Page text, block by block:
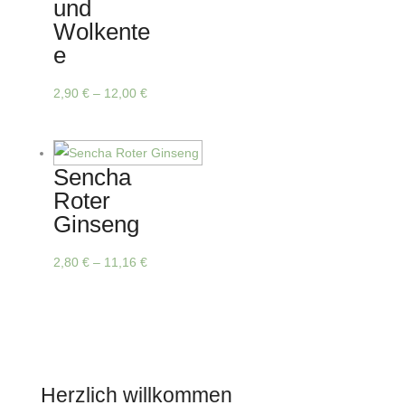
werden
und
Wolkente
e
2,90 €– 12,00 €
weist
mehrere
werden
Sencha
Roter
Ginseng
2,80 €– 11,16 €
Herzlich willkommen